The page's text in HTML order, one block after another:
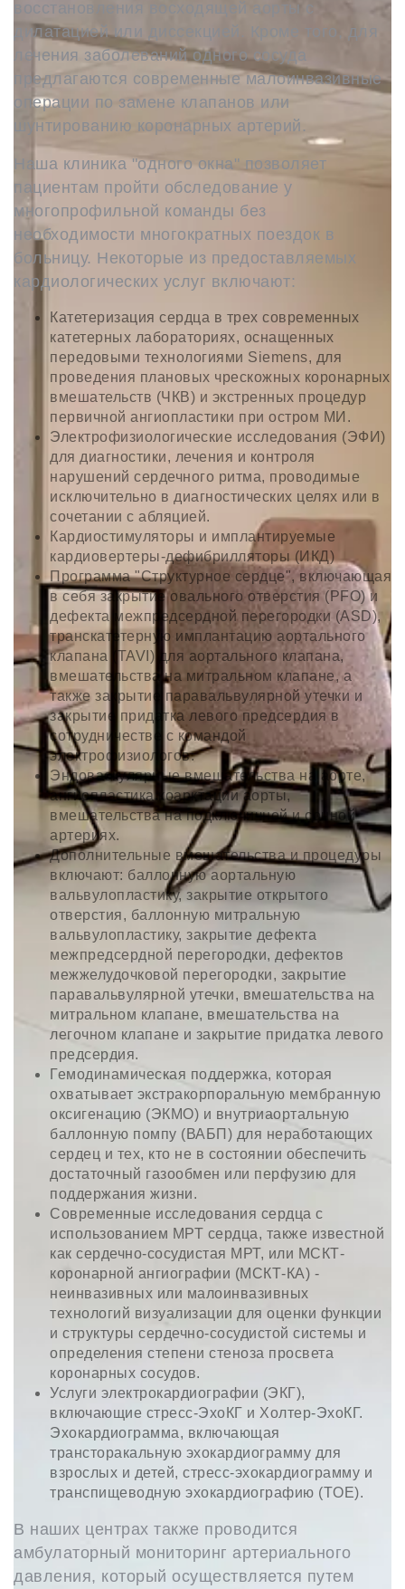
восстановления восходящей аорты с
дилатацией или диссекцией. Кроме того, для
лечения заболеваний одного сосуда
предлагаются современные малоинвазивные
операции по замене клапанов или
шунтированию коронарных артерий.
Наша клиника "одного окна" позволяет
пациентам пройти обследование у
многопрофильной команды без
необходимости многократных поездок в
больницу. Некоторые из предоставляемых
кардиологических услуг включают:
Катетеризация сердца в трех современных
катетерных лабораториях, оснащенных
передовыми технологиями Siemens, для
проведения плановых чрескожных коронарных
вмешательств (ЧКВ) и экстренных процедур
первичной ангиопластики при остром МИ.
Электрофизиологические исследования (ЭФИ)
для диагностики, лечения и контроля
нарушений сердечного ритма, проводимые
исключительно в диагностических целях или в
сочетании с абляцией.
Кардиостимуляторы и имплантируемые
кардиовертеры-дефибрилляторы (ИКД)
Программа "Структурное сердце", включающая
в себя закрытие овального отверстия (PFO) и
дефекта межпредсердной перегородки (ASD),
транскатетерную имплантацию аортального
клапана (TAVI) для аортального клапана,
вмешательства на митральном клапане, а
также закрытие паравальвулярной утечки и
закрытие придатка левого предсердия в
сотрудничестве с командой
электрофизиологов.
Эндоваскулярные вмешательства на аорте,
ангиопластика коарктации аорты,
вмешательства на подключичной и сонной
артериях.
Дополнительные вмешательства и процедуры
включают: баллонную аортальную
вальвулопластику, закрытие открытого
отверстия, баллонную митральную
вальвулопластику, закрытие дефекта
межпредсердной перегородки, дефектов
межжелудочковой перегородки, закрытие
паравальвулярной утечки, вмешательства на
митральном клапане, вмешательства на
легочном клапане и закрытие придатка левого
предсердия.
Гемодинамическая поддержка, которая
охватывает экстракорпоральную мембранную
оксигенацию (ЭКМО) и внутриаортальную
баллонную помпу (ВАБП) для неработающих
сердец и тех, кто не в состоянии обеспечить
достаточный газообмен или перфузию для
поддержания жизни.
Современные исследования сердца с
использованием МРТ сердца, также известной
как сердечно-сосудистая МРТ, или МСКТ-
коронарной ангиографии (МСКТ-КА) -
неинвазивных или малоинвазивных
технологий визуализации для оценки функции
и структуры сердечно-сосудистой системы и
определения степени стеноза просвета
коронарных сосудов.
Услуги электрокардиографии (ЭКГ),
включающие стресс-ЭхоКГ и Холтер-ЭхоКГ.
Эхокардиограмма, включающая
трансторакальную эхокардиограмму для
взрослых и детей, стресс-эхокардиограмму и
транспищеводную эхокардиографию (TOE).
В наших центрах также проводится
амбулаторный мониторинг артериального
давления, который осуществляется путем